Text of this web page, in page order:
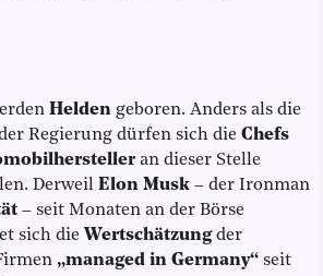
Helden geboren. Anders als die
Regierung dürfen sich die Chefs
an dieser Stelle
Derweil Elon Musk – der Ironman
– seit Monaten an der Börse
sich die Wertschätzungder
„managed in Germany“ seit